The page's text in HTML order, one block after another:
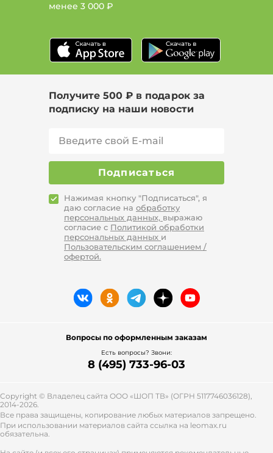
менее 3 000 ₽
Получите 500 ₽ в подарок за
подписку на наши новости
Подписаться
Нажимая кнопку "Подписаться", я
даю согласие на обработку
персональных данных, выражаю
согласие с Политикой обработки
персональных данных и
Пользовательским соглашением /
офертой.
Вопросы по оформленным заказам
Есть вопросы? Звони:
8 (495) 733-96-03
Copyright © Владелец сайта ООО «ШОП ТВ» (ОГРН 5117746036128),
2014-2026.
Все права защищены, копирование любых материалов запрещено.
При использовании материалов сайта ссылка на leomax.ru
обязательна.